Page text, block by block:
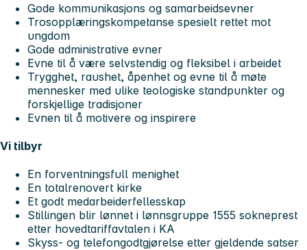
Gode kommunikasjons og samarbeidsevner
Trosopplæringskompetanse spesielt rettet mot
ungdom
Gode administrative evner
Evne til å være selvstendig og fleksibel i arbeidet
Trygghet, raushet, åpenhet og evne til å møte
mennesker med ulike teologiske standpunkter og
forskjellige tradisjoner
Evnen til å motivere og inspirere
Vi tilbyr
En forventningsfull menighet
En totalrenovert kirke
Et godt medarbeiderfellesskap
Stillingen blir lønnet i lønnsgruppe 1555 sokneprest
etter hovedtariffavtalen i KA
Skyss- og telefongodtgjørelse etter gjeldende satser